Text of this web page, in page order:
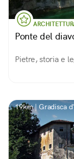
Ponte del
Pietre, storia e
19km | Gradisca